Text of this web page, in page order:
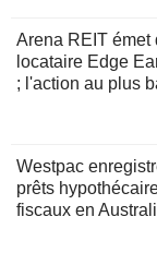
Arena REIT émet
locataire Edge
; l'action au plus
Westpac
prêts
fiscaux en